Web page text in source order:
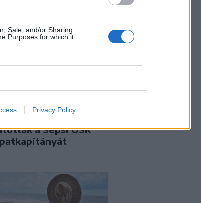
Sale, and/or Sharing
Purposes for which it
Privacy Policy
Sport
veszteség,
a Sepsi OSK